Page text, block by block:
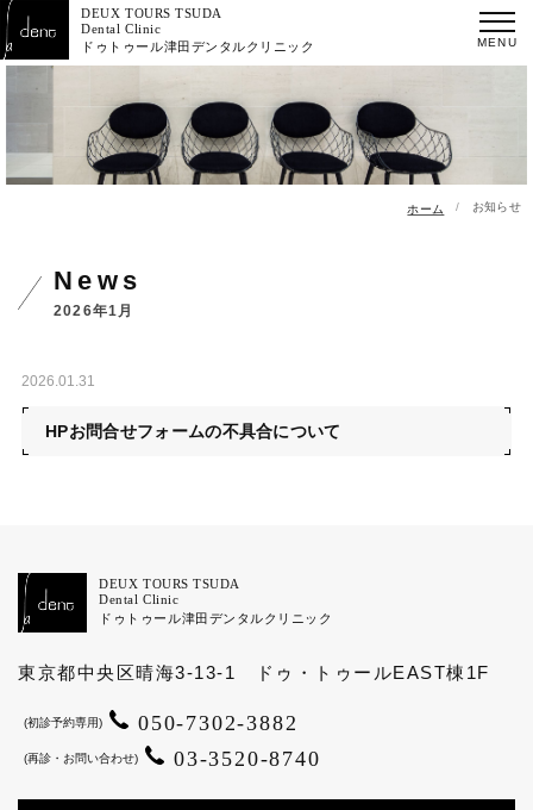
DEUX TOURS TSUDA
Dental Clinic
ドゥトゥール津田デンタルクリニック
ホーム お知らせ
news
2026年1月
2026.01.31
HPお問合せフォームの不具合について
DEUX TOURS TSUDA
Dental Clinic
ドゥトゥール津田デンタルクリニック
東京都中央区晴海3-13-1 ドゥ・トゥールEAST棟1F
(初診予約専用) 050-7302-3882
(再診・お問い合わせ) 03-3520-8740